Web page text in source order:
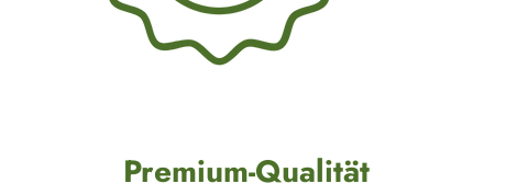
Premium-Qualität